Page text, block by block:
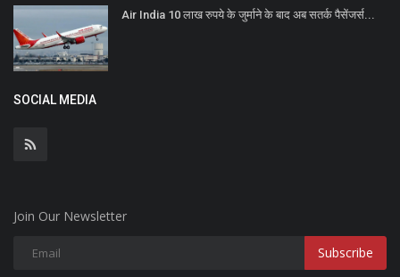
Air India 10 लाख रुपये के जुर्माने के बाद अब सतर्क पैसेंजर्स...
SOCIAL MEDIA
Join Our Newsletter
Subscribe